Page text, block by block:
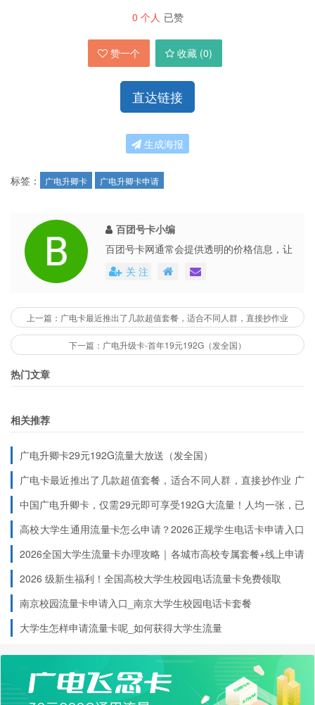
申请升卿卡为什么会审核失败?
失败原因有很多，如:多次办卡、收件地区禁发、
年龄不符、地址包含酒店/旅馆/学校/医院/驿站/网
吧等。申请时尽量避开使用公共地址，以XX路X
号结尾，更容易审核成功发货。
哪些地区不支持办理升卿卡?
升卿卡不发货的地区有：江苏省苏州市、湖南省衡
市、乌鲁木齐市、克拉玛依市、昌吉回族自治
州）、浙江金华市、义乌市。
0 个人 已赞
赞一个 收藏 (0)
直达链接
生成海报
标签： 广电升卿卡 广电升卿卡申请
百团号卡小编
百团号卡网通常会提供透明的价格信息，让
用户能够清楚地了解到每个号卡套餐的具体
费用。这些平台还会不定期地推出各种优惠
了市场的公平竞争。
关 注
上一篇：广电卡最近推出了几款超值套餐，适合不同人群，直接抄作业
下一篇：广电升级卡-首年19元192G（发全国）
热门文章
相关推荐
广电升卿卡29元192G流量大放送（发全国）
广电卡最近推出了几款超值套餐，适合不同人群，直接抄作业 广
电卡官网申请，靠谱又省心！
中国广电升卿卡，仅需29元即可享受192G大流量！人均一张，已
有申请10+人次在使用（全国发货）
广电卡销量NO:1大流量卡，广
高校大学生通用流量卡怎么申请？2026正规学生电话卡申请入口
2026全国大学生流量卡办理攻略｜各城市高校专属套餐+线上申请
2026 级新生福利！全国高校大学生校园电话流量卡免费领取
南京校园流量卡申请入口_南京大学生校园电话卡套餐
大学生怎样申请流量卡呢_如何获得大学生流量